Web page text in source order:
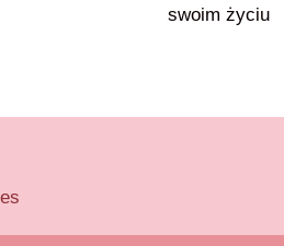
swoim życiu